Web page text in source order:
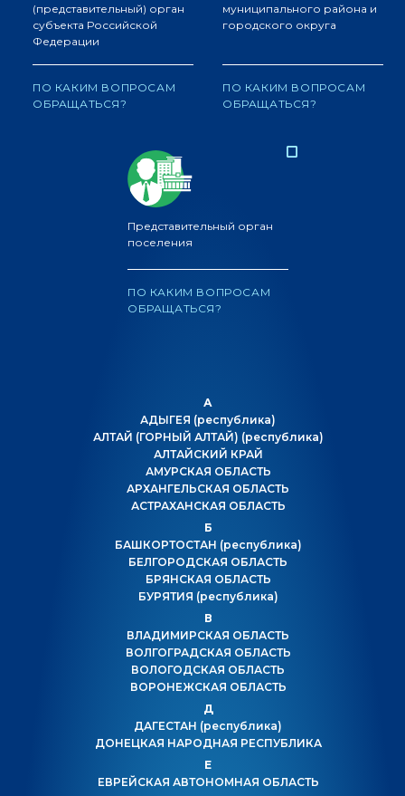
(представительный) орган
субъекта Российской
Федерации
ПО КАКИМ ВОПРОСАМ
ОБРАЩАТЬСЯ?
муниципального района и
городского округа
ПО КАКИМ ВОПРОСАМ
ОБРАЩАТЬСЯ?
Представительный орган
поселения
ПО КАКИМ ВОПРОСАМ
ОБРАЩАТЬСЯ?
А
АДЫГЕЯ (республика)
АЛТАЙ (ГОРНЫЙ АЛТАЙ) (республика)
АЛТАЙСКИЙ КРАЙ
АМУРСКАЯ ОБЛАСТЬ
АРХАНГЕЛЬСКАЯ ОБЛАСТЬ
АСТРАХАНСКАЯ ОБЛАСТЬ
Б
БАШКОРТОСТАН (республика)
БЕЛГОРОДСКАЯ ОБЛАСТЬ
БРЯНСКАЯ ОБЛАСТЬ
БУРЯТИЯ (республика)
В
ВЛАДИМИРСКАЯ ОБЛАСТЬ
ВОЛГОГРАДСКАЯ ОБЛАСТЬ
ВОЛОГОДСКАЯ ОБЛАСТЬ
ВОРОНЕЖСКАЯ ОБЛАСТЬ
Д
ДАГЕСТАН (республика)
ДОНЕЦКАЯ НАРОДНАЯ РЕСПУБЛИКА
Е
ЕВРЕЙСКАЯ АВТОНОМНАЯ ОБЛАСТЬ